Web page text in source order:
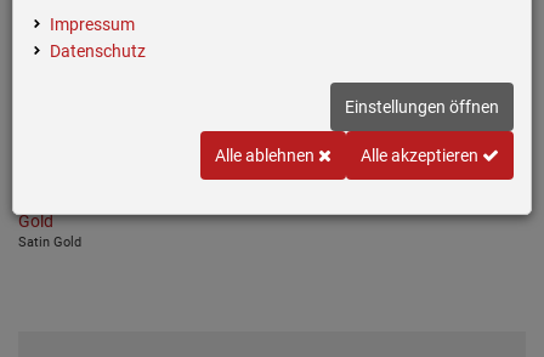
Bedienelement in hochwertigem Satin Gold
Satin Gold
Impressum
Datenschutz
Einstellungen öffnen
Alle ablehnen Alle akzeptieren